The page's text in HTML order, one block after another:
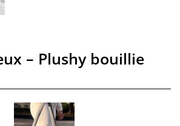
– Plushy bouillie